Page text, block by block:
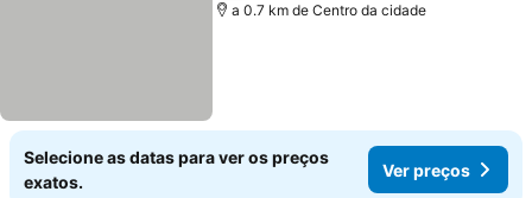
a 0.7 km de Centro da cidade
Selecione as datas para ver os preços
exatos.
Ver preços